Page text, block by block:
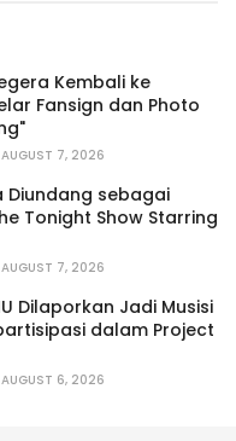
Kembali ke
Fansign dan Photo
AUGUST 7, 2026
Diundang sebagai
Tonight Show Starring
AUGUST 7, 2026
Dilaporkan Jadi Musisi
dalam Project
AUGUST 6, 2026